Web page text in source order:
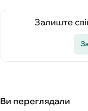
Залиште
Ви переглядали